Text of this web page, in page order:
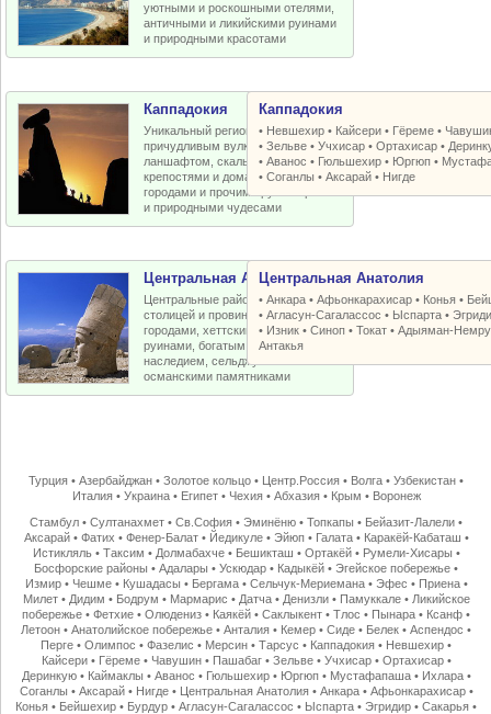
уютными и роскошными отелями,
античными и ликийскими руинами
и природными красотами
Каппадокия
Уникальный регион Турции с
причудливым вулканическим
ланшафтом, скальными церквями,
крепостями и домами, пещерными
городами и прочими рукотворными
и природными чудесами
Каппадокия
• Невшехир • Кайсери • Гёреме •
•Зельве •Учхисар •Ортахисар •
•Аванос • Гюльшехир • Юргюп •
•Соганлы •Аксарай • Нигде
Центральная Анатолия
Центральные районы Турции со
столицей и провинциальными
городами, хеттскими и античными
руинами, богатым византийским
наследием, сельджукскими и
османскими памятниками
Центральная Анатолия
•Анкара •Афьонкарахисар • Конья •
•Агласун-Сагалассос • Ыспарта •
• Изник •Синоп •Токат •Адыяман-
Антакья
Турция •Азербайджан •Золотое кольцо • Центр.Россия • Волга •Узбекистан •
Италия• Украина• Египет• Чехия• Абхазия• Крым • Воронеж
Стамбул •Султанахмет •Св.София •Эминёню •Топкапы • Бейазит-Лалели •
Аксарай• Фатих • Фенер-Балат• Йедикуле• Эйюп• Галата• Каракёй-Кабаташ •
Истикляль• Таксим • Долмабахче• Бешикташ • Ортакёй• Румели-Хисары •
Босфорские районы •Адалары •Ускюдар • Кадыкёй •Эгейское побережье •
Измир• Чешме• Кушадасы • Бергама• Сельчук-Мериемана• Эфес • Приена•
Милет• Дидим • Бодрум • Мармарис • Датча• Денизли• Памуккале• Ликийское
побережье •Фетхие •Олюдениз • Каякёй •Саклыкент •Тлос • Пынара • Ксанф •
Летоон •Анатолийское побережье •Анталия • Кемер •Сиде • Белек •Аспендос •
Перге •Олимпос •Фазелис • Мерсин •Тарсус • Каппадокия • Невшехир •
Кайсери• Гёреме• Чавушин• Пашабаг• Зельве• Учхисар• Ортахисар•
Деринкую• Каймаклы • Аванос • Гюльшехир• Юргюп• Мустафапаша• Ихлара•
Соганлы • Аксарай• Нигде• Центральная Анатолия• Анкара• Афьонкарахисар•
Конья • Бейшехир • Бурдур •Агласун-Сагалассос • Ыспарта •Эгридир •Сакарья •